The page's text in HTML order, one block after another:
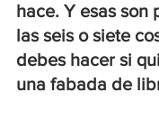
hace. Y esas son
las seis o siete
debes hacer si
una fabada de